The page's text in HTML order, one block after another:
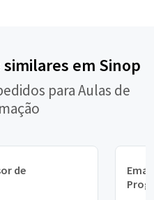
em Sinop
para Aulas de
de